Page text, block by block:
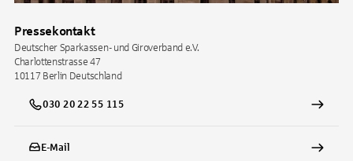
Pressekontakt
Deutscher Sparkassen- und Giroverband e.V.
Charlottenstrasse 47
10117 Berlin Deutschland
030 20 22 55 115
E-Mail